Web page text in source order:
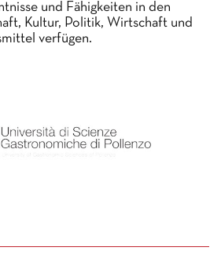
und Fähigkeiten in den
Kultur, Politik, Wirtschaft und
verfügen.